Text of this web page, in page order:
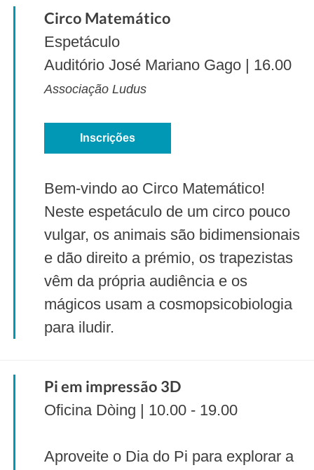
Circo Matemático
Espetáculo
Auditório José Mariano Gago | 16.00
Associação Ludus
Inscrições
Bem-vindo ao Circo Matemático!
Neste espetáculo de um circo pouco
vulgar, os animais são bidimensionais
e dão direito a prémio, os trapezistas
vêm da própria audiência e os
mágicos usam a cosmopsicobiologia
para iludir.
Pi em impressão 3D
Oficina Dòing | 10.00 - 19.00
Aproveite o Dia do Pi para explorar a